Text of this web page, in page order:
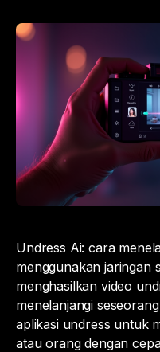
Undress Ai: cara
menggunakan jaringan
menghasilkan video
menelanjangi
aplikasi undress untuk
atau orang dengan